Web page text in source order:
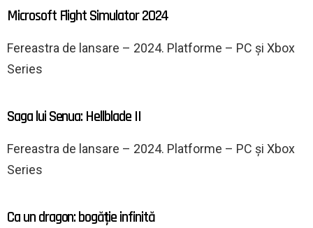
Microsoft Flight Simulator 2024
Fereastra de lansare – 2024. Platforme – PC și Xbox
Series
Saga lui Senua: Hellblade II
Fereastra de lansare – 2024. Platforme – PC și Xbox
Series
Ca un dragon: bogăție infinită